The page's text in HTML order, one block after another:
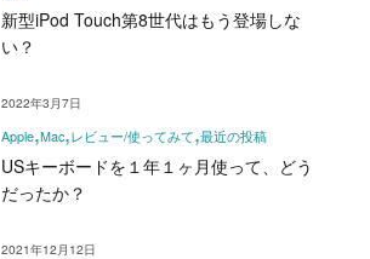
新型iPod Touch第8世代はもう登場しな
い？
Apple Mac レビュー/使ってみて 最近の投稿
USキーボードを１年１ヶ月使って、どう
だったか？
2022年3月7日
2021年12月12日